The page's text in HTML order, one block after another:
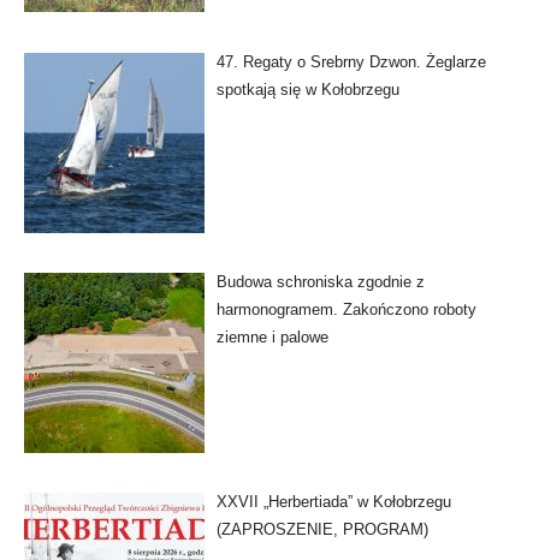
47. Regaty o Srebrny Dzwon. Żeglarze
spotkają się w Kołobrzegu
Budowa schroniska zgodnie z
harmonogramem. Zakończono roboty
ziemne i palowe
XXVII „Herbertiada” w Kołobrzegu
(ZAPROSZENIE, PROGRAM)